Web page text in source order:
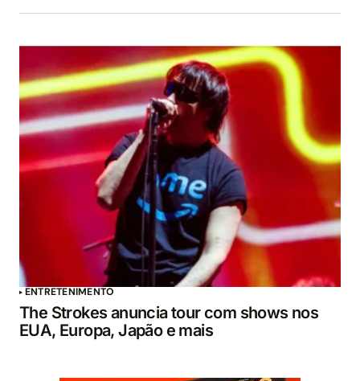
ENTRETENIMENTO
The Strokes anuncia tour com shows nos
EUA, Europa, Japão e mais